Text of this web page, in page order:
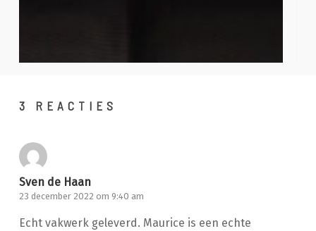
3 REACTIES
Sven de Haan
23 december 2022 om 9:40 am
Echt vakwerk geleverd. Maurice is een echte